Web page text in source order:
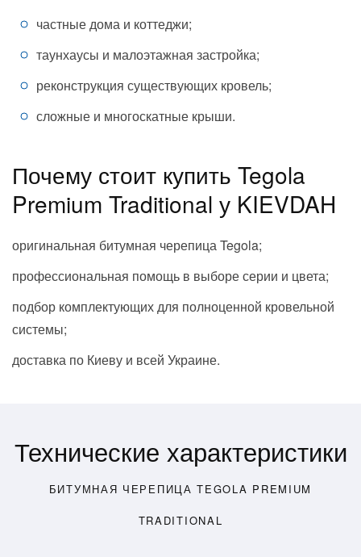
частные дома и коттеджи;
таунхаусы и малоэтажная застройка;
реконструкция существующих кровель;
сложные и многоскатные крыши.
Почему стоит купить Tegola
Premium Traditional у KIEVDAH
оригинальная битумная черепица Tegola;
профессиональная помощь в выборе серии и цвета;
подбор комплектующих для полноценной кровельной
системы;
доставка по Киеву и всей Украине.
Технические характеристики
БИТУМНАЯ ЧЕРЕПИЦА TEGOLA PREMIUM
TRADITIONAL